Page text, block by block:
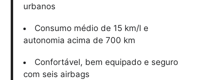
urbanos
Consumo médio de 15 km/l e
autonomia acima de 700 km
Confortável, bem equipado e seguro
com seis airbags